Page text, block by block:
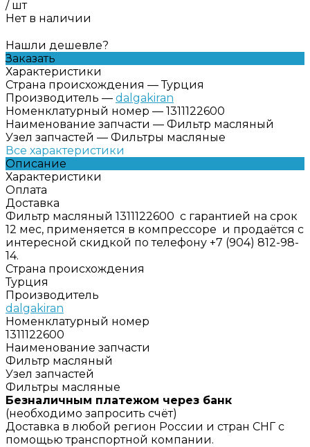
/ шт
Нет в наличии
Нашли дешевле?
Заказать
Характеристики
Страна происхождения — Турция
Производитель — dalgakiran
Номенклатурный номер — 1311122600
Наименование запчасти — Фильтр масляный
Узел запчастей — Фильтры масляные
Все характеристики
Описание
Характеристики
Оплата
Доставка
Фильтр масляный 1311122600 с гарантией на срок
12 мес, применяется в компрессоре и продаётся с
интересной скидкой по телефону +7 (904) 812-98-
14.
Страна происхождения
Турция
Производитель
dalgakiran
Номенклатурный номер
1311122600
Наименование запчасти
Фильтр масляный
Узел запчастей
Фильтры масляные
Безналичным платежом через банк
(необходимо запросить счёт)
Доставка в любой регион России и стран СНГ с
помощью транспортной компании.